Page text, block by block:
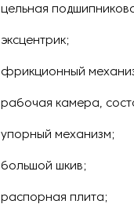
цельная
эксцентрик;
фрикционный
рабочая камера,
упорный механизм;
большой шкив;
распорная плита;